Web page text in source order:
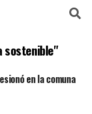
sostenible"
en la comuna